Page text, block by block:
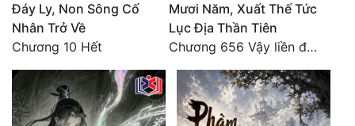
Đáy Ly, Non Sông Cố
Nhân Trở Về
Chương 10 Hết
Mươi Năm, Xuất Thế Tức
Lục Địa Thần Tiên
Chương 656 Vậy liền đánh đi! Huyết Nhiễm Thương Khung!